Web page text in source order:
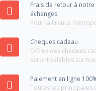
Frais de retour à
échanges
Pour la France
Cheques cadeau
Offrez des chèques
seront valables sur
Paiement en ligne
Toutes les principales